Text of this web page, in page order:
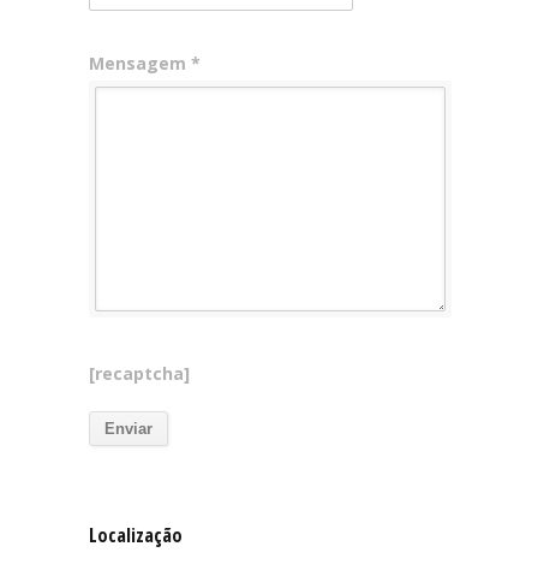
Mensagem *
[recaptcha]
Localização